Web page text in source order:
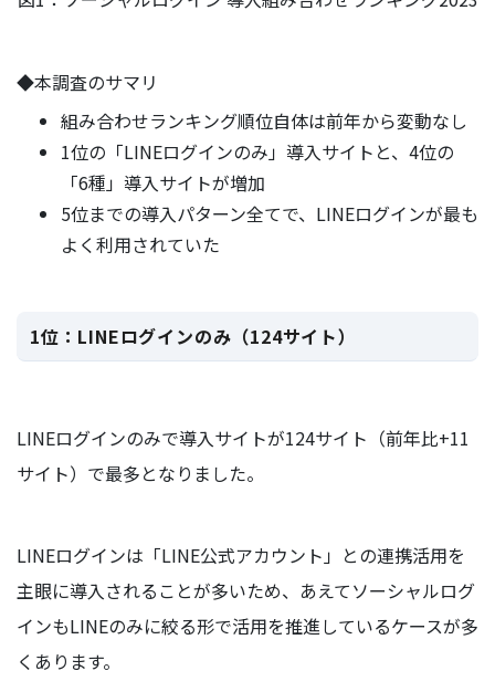
◆本調査のサマリ
組み合わせランキング順位自体は前年から変動なし
1位の「LINEログインのみ」導入サイトと、4位の
「6種」導入サイトが増加
5位までの導入パターン全てで、LINEログインが最も
よく利用されていた
1位：LINEログインのみ（124サイト）
LINEログインのみで導入サイトが124サイト（前年比+11
サイト）で最多となりました。
LINEログインは「LINE公式アカウント」との連携活用を
主眼に導入されることが多いため、あえてソーシャルログ
インもLINEのみに絞る形で活用を推進しているケースが多
くあります。